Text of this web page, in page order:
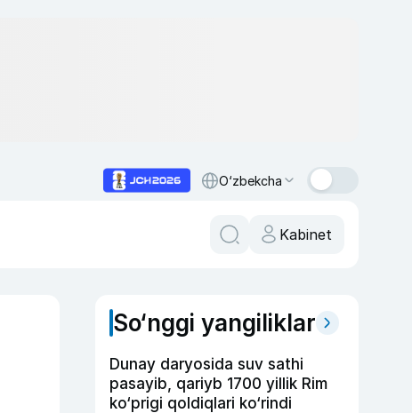
O‘zbekcha
Kabinet
So‘nggi yangiliklar
Dunay daryosida suv sathi
pasayib, qariyb 1700 yillik Rim
ko‘prigi qoldiqlari ko‘rindi